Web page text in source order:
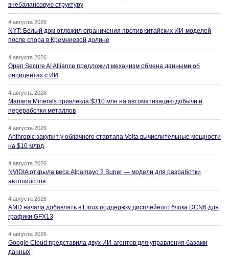
внебалансовую структуру
4 августа 2026
NYT: Белый дом отложил ограничения против китайских ИИ-моделей
после спора в Кремниевой долине
4 августа 2026
Open Secure AI Alliance предложил механизм обмена данными об
инцидентах с ИИ
4 августа 2026
Mariana Minerals привлекла $310 млн на автоматизацию добычи и
переработки металлов
4 августа 2026
Anthropic закупит у облачного стартапа Volta вычислительные мощности
на $10 млрд
4 августа 2026
NVIDIA открыла веса Alpamayo 2 Super — модели для разработки
автопилотов
4 августа 2026
AMD начала добавлять в Linux поддержку дисплейного блока DCN6 для
графики GFX13
4 августа 2026
Google Cloud представила двух ИИ-агентов для управления базами
данных